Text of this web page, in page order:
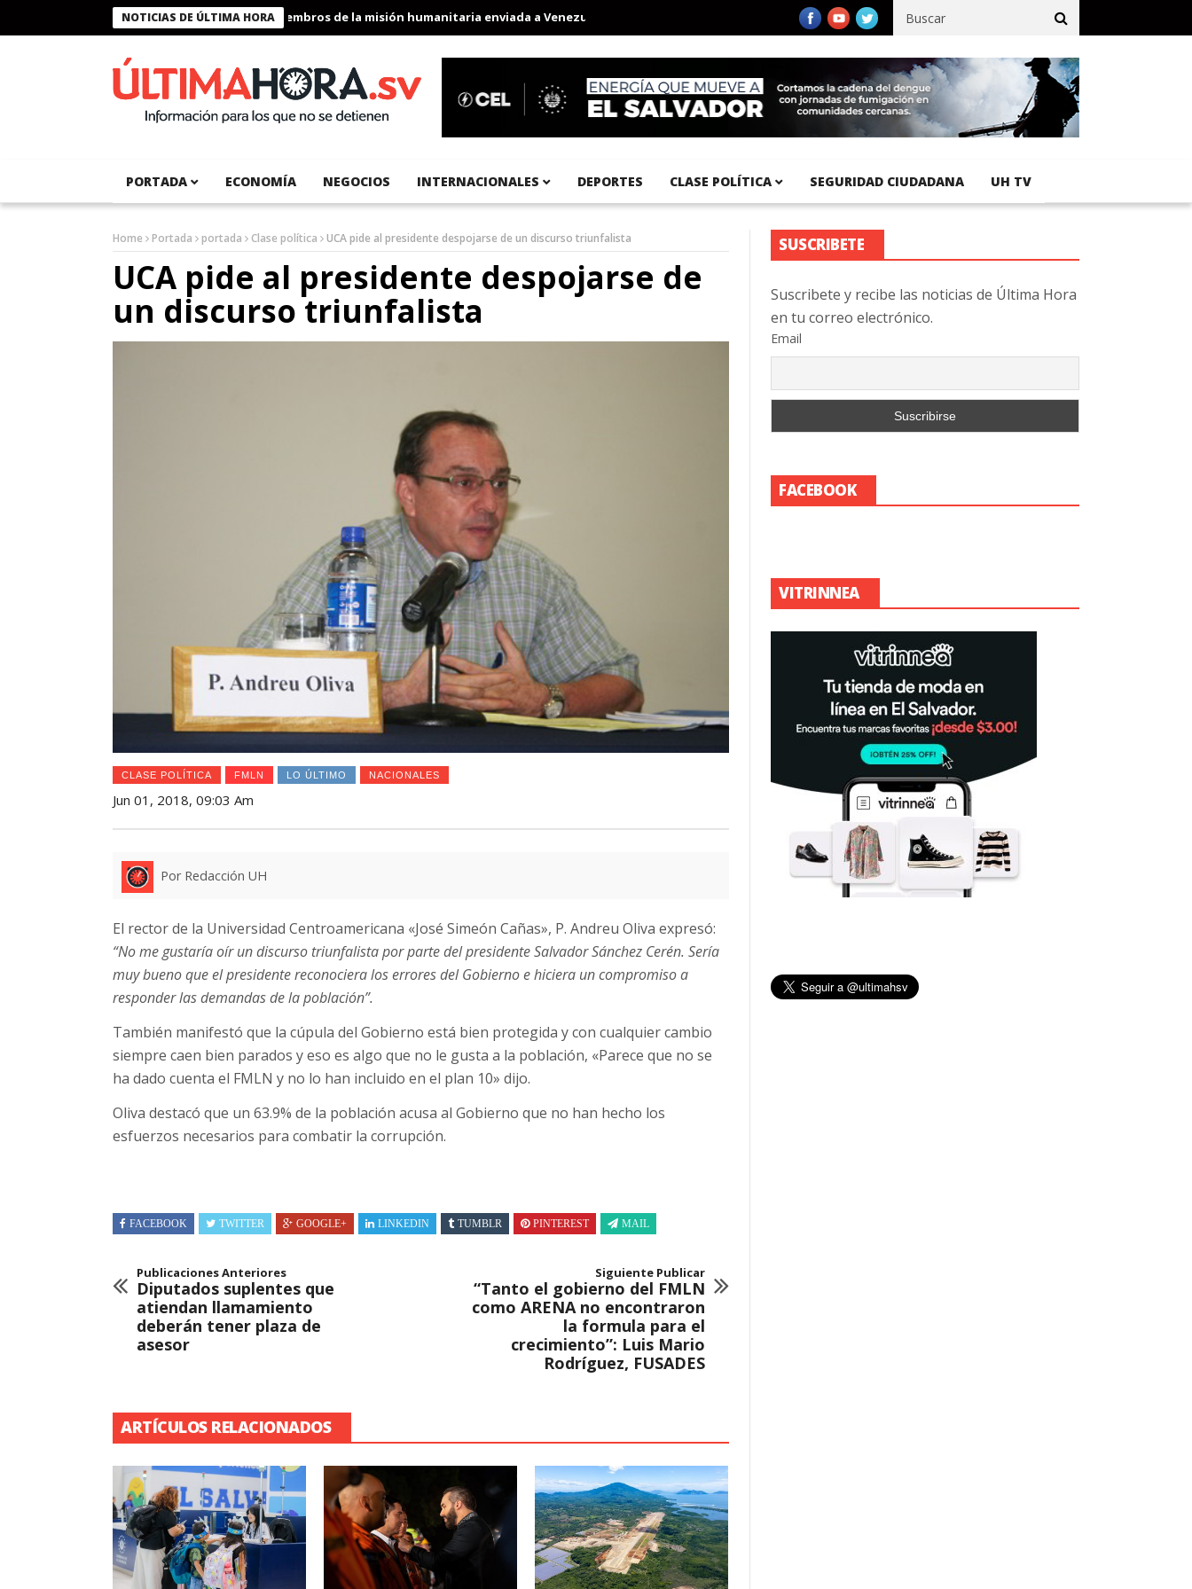
NOTICIAS DE ÚLTIMA HORA
Presidente Bukele condecora a miembros de la misión humanitaria enviada a Venezuela Aeropuerto Internacional del Pacífico registra 92 % de avance en obras de terracería
PORTADA ECONOMÍA NEGOCIOS INTERNACIONALES DEPORTES CLASE POLÍTICA SEGURIDAD CIUDADANA UH TV
Home Portada portada Clase política UCA pide al presidente despojarse de un discurso triunfalista
UCA pide al presidente despojarse de
un discurso triunfalista
CLASE POLÍTICA FMLN LO ÚLTIMO NACIONALES
Jun 01, 2018, 09:03 Am
Por Redacción UH
El rector de la Universidad Centroamericana «José Simeón Cañas», P. Andreu Oliva expresó:
“No me gustaría oír un discurso triunfalista por parte del presidente Salvador Sánchez Cerén. Sería
muy bueno que el presidente reconociera los errores del Gobierno e hiciera un compromiso a
responder las demandas de la población”.
También manifestó que la cúpula del Gobierno está bien protegida y con cualquier cambio
siempre caen bien parados y eso es algo que no le gusta a la población, «Parece que no se
ha dado cuenta el FMLN y no lo han incluido en el plan 10» dijo.
Oliva destacó que un 63.9% de la población acusa al Gobierno que no han hecho los
esfuerzos necesarios para combatir la corrupción.
FACEBOOK TWITTER GOOGLE+ LINKEDIN TUMBLR PINTEREST MAIL
Publicaciones Anteriores
Diputados suplentes que
atiendan llamamiento
deberán tener plaza de
asesor
Siguiente Publicar
“Tanto el gobierno del FMLN
como ARENA no encontraron
la formula para el
crecimiento”: Luis Mario
Rodríguez, FUSADES
ARTÍCULOS RELACIONADOS
SUSCRIBETE
Suscribete y recibe las noticias de Última Hora
en tu correo electrónico.
Email
FACEBOOK
VITRINNEA